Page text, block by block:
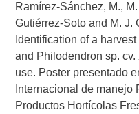
Ramírez-Sánchez, M.,
Gutiérrez-Soto and M. J.
Identification of a
and Philodendron sp. cv.
use. Poster presentado
Internacional de
Productos Hortícolas